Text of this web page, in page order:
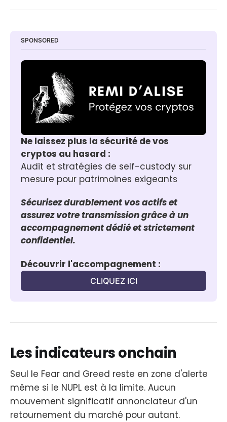
SPONSORED
Ne laissez plus la sécurité de vos
cryptos au hasard :
Audit et stratégies de self-custody sur
mesure pour patrimoines exigeants
Sécurisez durablement vos actifs et
assurez votre transmission grâce à un
accompagnement dédié et strictement
confidentiel.
Découvrir l'accompagnement :
CLIQUEZ ICI
Les indicateurs onchain
Seul le Fear and Greed reste en zone d'alerte
même si le NUPL est à la limite. Aucun
mouvement significatif annonciateur d'un
retournement du marché pour autant.